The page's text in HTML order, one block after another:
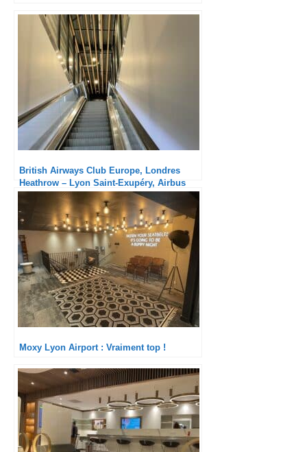
British Airways Club Europe, Londres
Heathrow – Lyon Saint-Exupéry, Airbus
A320 : Solide
Moxy Lyon Airport : Vraiment top !